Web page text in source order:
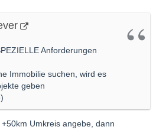
Anforderungen
Immobilie suchen, wird es
geben
Umkreis angebe, dann